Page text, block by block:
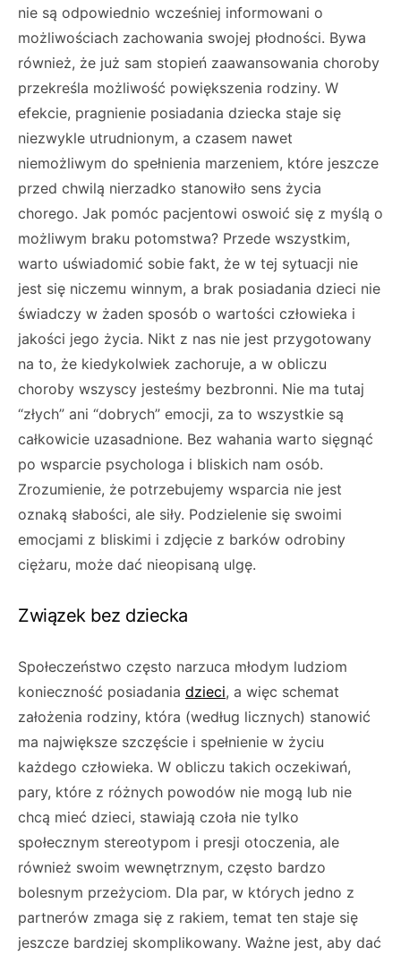
nie są odpowiednio wcześniej informowani o
możliwościach zachowania swojej płodności. Bywa
również, że już sam stopień zaawansowania choroby
przekreśla możliwość powiększenia rodziny. W
efekcie, pragnienie posiadania dziecka staje się
niezwykle utrudnionym, a czasem nawet
niemożliwym do spełnienia marzeniem, które jeszcze
przed chwilą nierzadko stanowiło sens życia
chorego. Jak pomóc pacjentowi oswoić się z myślą o
możliwym braku potomstwa? Przede wszystkim,
warto uświadomić sobie fakt, że w tej sytuacji nie
jest się niczemu winnym, a brak posiadania dzieci nie
świadczy w żaden sposób o wartości człowieka i
jakości jego życia. Nikt z nas nie jest przygotowany
na to, że kiedykolwiek zachoruje, a w obliczu
choroby wszyscy jesteśmy bezbronni. Nie ma tutaj
“złych” ani “dobrych” emocji, za to wszystkie są
całkowicie uzasadnione. Bez wahania warto sięgnąć
po wsparcie psychologa i bliskich nam osób.
Zrozumienie, że potrzebujemy wsparcia nie jest
oznaką słabości, ale siły. Podzielenie się swoimi
emocjami z bliskimi i zdjęcie z barków odrobiny
ciężaru, może dać nieopisaną ulgę.
Związek bez dziecka
Społeczeństwo często narzuca młodym ludziom
konieczność posiadania dzieci, a więc schemat
założenia rodziny, która (według licznych) stanowić
ma największe szczęście i spełnienie w życiu
każdego człowieka. W obliczu takich oczekiwań,
pary, które z różnych powodów nie mogą lub nie
chcą mieć dzieci, stawiają czoła nie tylko
społecznym stereotypom i presji otoczenia, ale
również swoim wewnętrznym, często bardzo
bolesnym przeżyciom. Dla par, w których jedno z
partnerów zmaga się z rakiem, temat ten staje się
jeszcze bardziej skomplikowany. Ważne jest, aby dać